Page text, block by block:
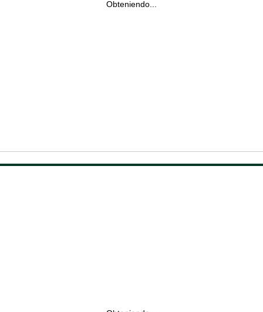
Obteniendo...